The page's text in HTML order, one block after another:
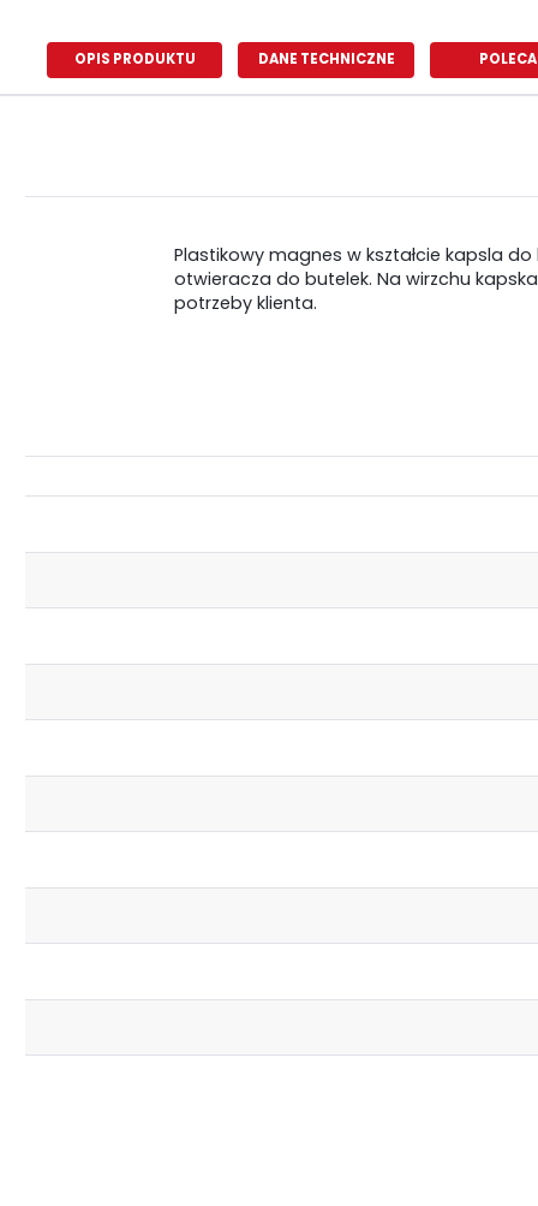
OPIS PRODUKTU DANE TECHNICZNE
Plastikowy magnes w kształcie kapsla
otwieracza do butelek. Na wirzchu
potrzeby klienta.